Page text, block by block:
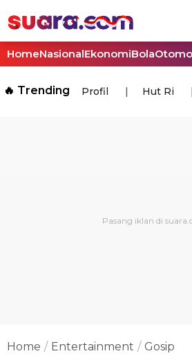
HomeNasionalEkonomiBola
🔥 Trending Profil Hut Ri
Home Entertainment Gosip